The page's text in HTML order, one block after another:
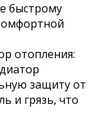
быстрому
отопления:
защиту от
и грязь, что